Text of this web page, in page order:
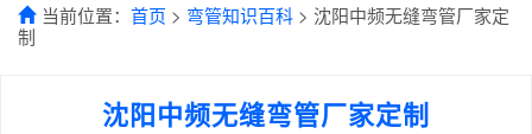
当前位置： 首页 > 弯管知识百科 > 沈阳中频无缝弯管厂家定
制
沈阳中频无缝弯管厂家定制